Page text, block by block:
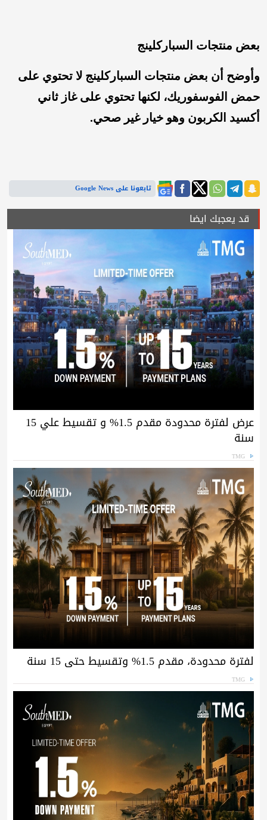
بعض منتجات السباركلينج
وأوضح أن بعض منتجات السباركلينج لا تحتوي على
حمض الفوسفوريك، لكنها تحتوي على غاز ثاني
أكسيد الكربون وهو خيار غير صحي.
تابعونا على Google News
قد يعجبك ايضا
عرض لفترة محدودة مقدم 1.5% و تقسيط علي 15
سنة
TMG
لفترة محدودة، مقدم 1.5% وتقسيط حتى 15 سنة
TMG